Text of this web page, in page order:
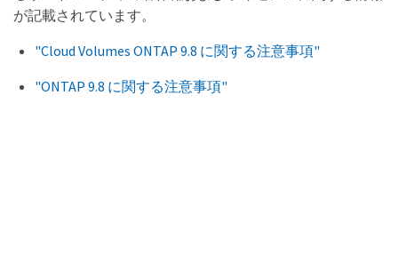
が記載されています。
"Cloud Volumes ONTAP 9.8 に関する注意事項"
"ONTAP 9.8 に関する注意事項"